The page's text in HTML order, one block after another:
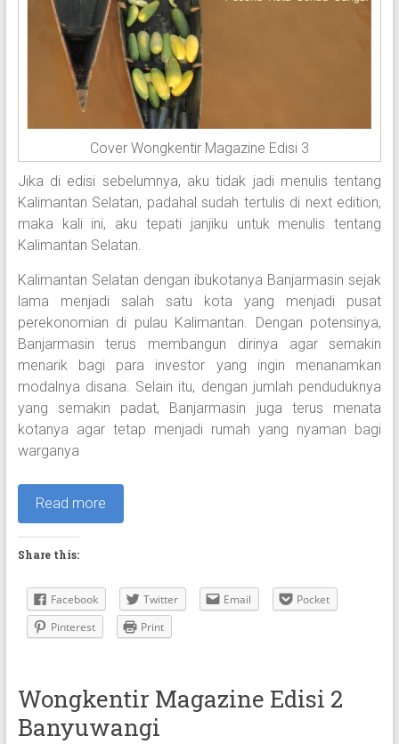
Cover Wongkentir Magazine Edisi 3
Jika di edisi sebelumnya, aku tidak jadi menulis tentang
Kalimantan Selatan, padahal sudah tertulis di next edition,
maka kali ini, aku tepati janjiku untuk menulis tentang
Kalimantan Selatan.
Kalimantan Selatan dengan ibukotanya Banjarmasin sejak
lama menjadi salah satu kota yang menjadi pusat
perekonomian di pulau Kalimantan. Dengan potensinya,
Banjarmasin terus membangun dirinya agar semakin
menarik bagi para investor yang ingin menanamkan
modalnya disana. Selain itu, dengan jumlah penduduknya
yang semakin padat, Banjarmasin juga terus menata
kotanya agar tetap menjadi rumah yang nyaman bagi
warganya
Read more
Share this:
Facebook Twitter Email
Pocket
Pinterest
Print
Wongkentir Magazine Edisi 2
Banyuwangi